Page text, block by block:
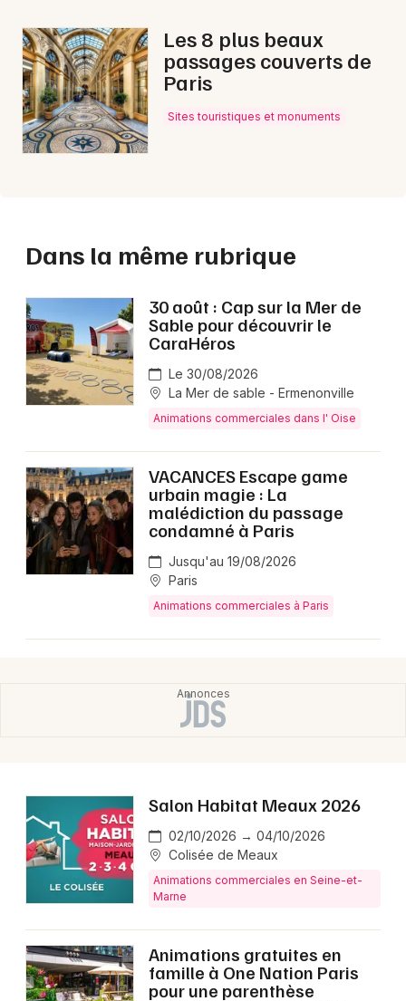
Les 8 plus beaux
passages couverts de
Paris
Sites touristiques et monuments
Dans la même rubrique
30 août : Cap sur la Mer de
Sable pour découvrir le
CaraHéros
Le 30/08/2026
La Mer de sable - Ermenonville
Animations commerciales dans l' Oise
VACANCES Escape game
urbain magie : La
malédiction du passage
condamné à Paris
Jusqu'au 19/08/2026
Paris
Animations commerciales à Paris
Salon Habitat Meaux 2026
02/10/2026 → 04/10/2026
Colisée de Meaux
Animations commerciales en Seine-et-
Marne
Animations gratuites en
famille à One Nation Paris
pour une parenthèse